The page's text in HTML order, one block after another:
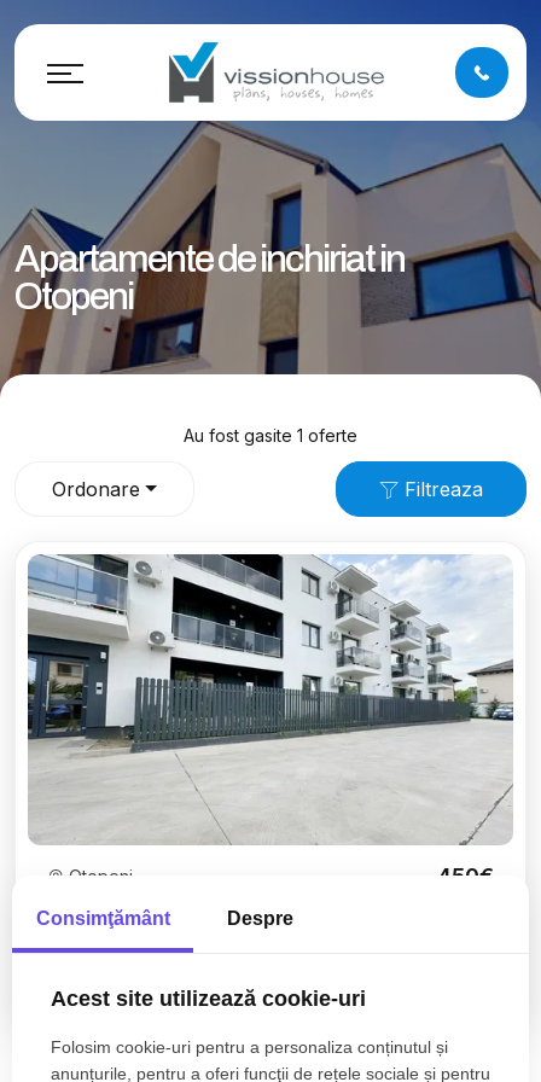
Apartamente de inchiriat in
Otopeni
Au fost gasite 1 oferte
Ordonare Filtreaza
Inchiriere garsoniera Otopeni - Tunari | Imobil 2023
| Parcare exterioara
Otopeni 450€
1 camera 1 baie 31mp
Consimţământ Despre
Acest site utilizează cookie-uri
Folosim cookie-uri pentru a personaliza conținutul și
anunțurile, pentru a oferi funcţii de rețele sociale și pentru